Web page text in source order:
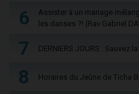
6
Assister à un mariage
les danses ?! (Rav Gabriel
7 DERNIERS JOURS : Sauvez
8 Horaires du Jeûne de Ticha